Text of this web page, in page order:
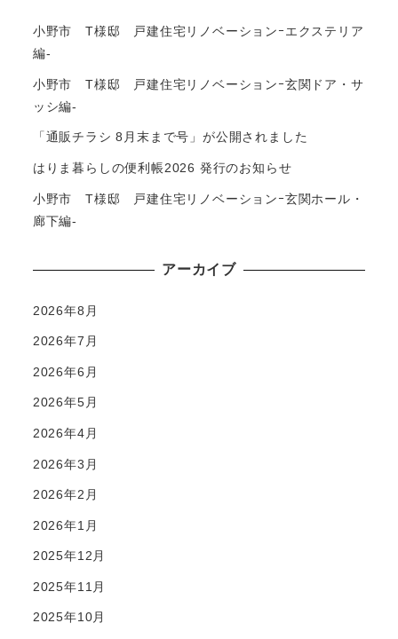
小野市 T様邸 戸建住宅リノベーションｰエクステリア
編-
小野市 T様邸 戸建住宅リノベーションｰ玄関ドア・サ
ッシ編-
「通販チラシ 8月末まで号」が公開されました
はりま暮らしの便利帳2026 発行のお知らせ
小野市 T様邸 戸建住宅リノベーションｰ玄関ホール・
廊下編-
アーカイブ
2026年8月
2026年7月
2026年6月
2026年5月
2026年4月
2026年3月
2026年2月
2026年1月
2025年12月
2025年11月
2025年10月